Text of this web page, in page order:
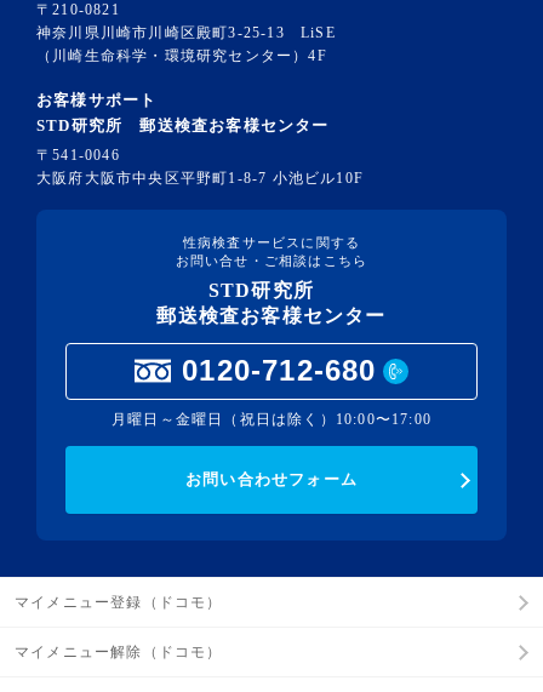
〒210-0821
神奈川県川崎市川崎区殿町3-25-13 LiSE
（川崎生命科学・環境研究センター）4F
お客様サポート
STD研究所 郵送検査お客様センター
〒541-0046
大阪府大阪市中央区平野町1-8-7 小池ビル10F
性病検査サービスに関する
お問い合せ・ご相談はこちら
STD研究所
郵送検査お客様センター
0120-712-680
月曜日～金曜日（祝日は除く）10:00〜17:00
お問い合わせフォーム
マイメニュー登録（ドコモ）
マイメニュー解除（ドコモ）